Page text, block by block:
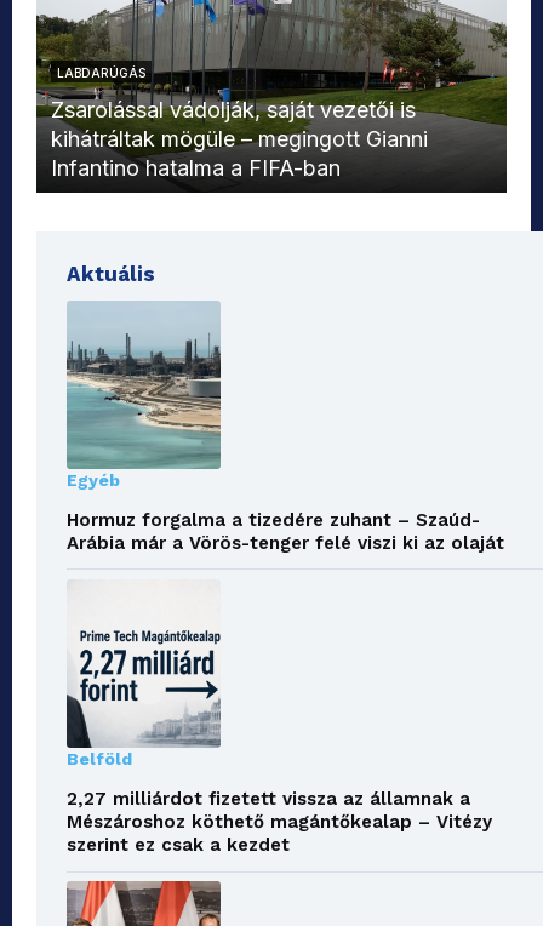
LABDARÚGÁS
Zsarolással vádolják, saját vezetői is
kihátráltak mögüle – megingott Gianni
Infantino hatalma a FIFA-ban
Aktuális
Egyéb
Hormuz forgalma a tizedére zuhant – Szaúd-
Arábia már a Vörös-tenger felé viszi ki az olaját
Belföld
2,27 milliárdot fizetett vissza az államnak a
Mészároshoz köthető magántőkealap – Vitézy
szerint ez csak a kezdet